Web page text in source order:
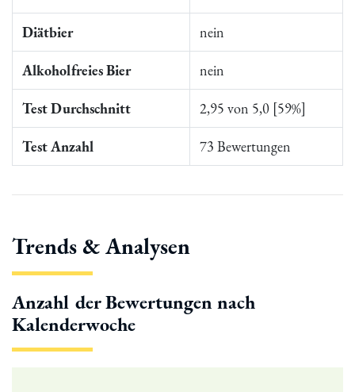
Diätbier nein
Alkoholfreies Bier nein
Test Durchschnitt 2,95 von 5,0 [59%]
Test Anzahl 73 Bewertungen
Trends & Analysen
Anzahl der Bewertungen nach
Kalenderwoche